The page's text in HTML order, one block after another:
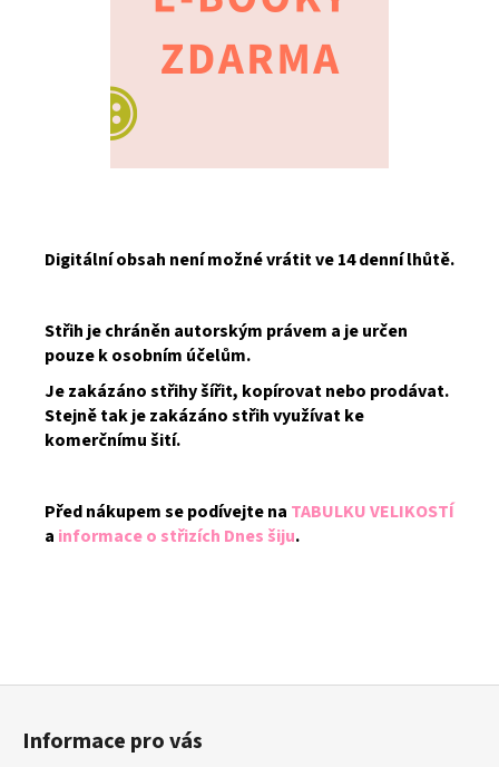
Digitální obsah není možné vrátit ve 14 denní lhůtě.
Střih je chráněn autorským právem a je určen
pouze k osobním účelům.
Je zakázáno střihy šířit, kopírovat nebo prodávat.
Stejně tak je zakázáno střih využívat ke
komerčnímu šití.
Před nákupem se podívejte na TABULKU VELIKOSTÍ
a informace o střizích Dnes šiju.
Z
Informace pro vás